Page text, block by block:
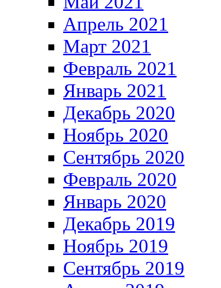
Апрель 2021
Март 2021
Февраль 2021
Январь 2021
Декабрь 2020
Ноябрь 2020
Сентябрь 2020
Февраль 2020
Январь 2020
Декабрь 2019
Ноябрь 2019
Сентябрь 2019